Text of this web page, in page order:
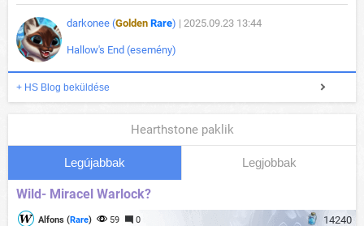
darkonee (Golden Rare) | 2025.09.23 13:44
Hallow's End (esemény)
+ HS Blog beküldése
Hearthstone paklik
Legújabbak Legjobbak
Wild- Miracel Warlock?
14240
Alfons (Rare) 59 0